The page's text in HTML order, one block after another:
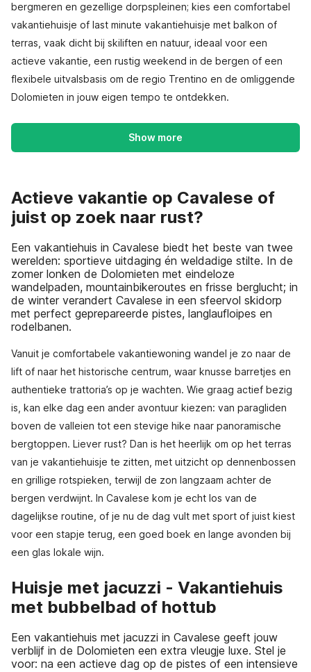
bergmeren en gezellige dorpspleinen; kies een comfortabel
vakantiehuisje of last minute vakantiehuisje met balkon of
terras, vaak dicht bij skiliften en natuur, ideaal voor een
actieve vakantie, een rustig weekend in de bergen of een
flexibele uitvalsbasis om de regio Trentino en de omliggende
Dolomieten in jouw eigen tempo te ontdekken.
Show more
Actieve vakantie op Cavalese of
juist op zoek naar rust?
Een vakantiehuis in Cavalese biedt het beste van twee
werelden: sportieve uitdaging én weldadige stilte. In de
zomer lonken de Dolomieten met eindeloze
wandelpaden, mountainbikeroutes en frisse berglucht; in
de winter verandert Cavalese in een sfeervol skidorp
met perfect geprepareerde pistes, langlaufloipes en
rodelbanen.
Vanuit je comfortabele vakantiewoning wandel je zo naar de
lift of naar het historische centrum, waar knusse barretjes en
authentieke trattoria’s op je wachten. Wie graag actief bezig
is, kan elke dag een ander avontuur kiezen: van paragliden
boven de valleien tot een stevige hike naar panoramische
bergtoppen. Liever rust? Dan is het heerlijk om op het terras
van je vakantiehuisje te zitten, met uitzicht op dennenbossen
en grillige rotspieken, terwijl de zon langzaam achter de
bergen verdwijnt. In Cavalese kom je echt los van de
dagelijkse routine, of je nu de dag vult met sport of juist kiest
voor een stapje terug, een goed boek en lange avonden bij
een glas lokale wijn.
Huisje met jacuzzi - Vakantiehuis
met bubbelbad of hottub
Een vakantiehuis met jacuzzi in Cavalese geeft jouw
verblijf in de Dolomieten een extra vleugje luxe. Stel je
voor: na een actieve dag op de pistes of een intensieve